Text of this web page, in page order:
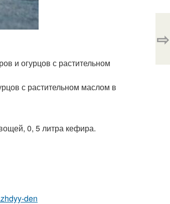
и огурцов с растительном
с растительном маслом в
0, 5 литра кефира.
den
⇨